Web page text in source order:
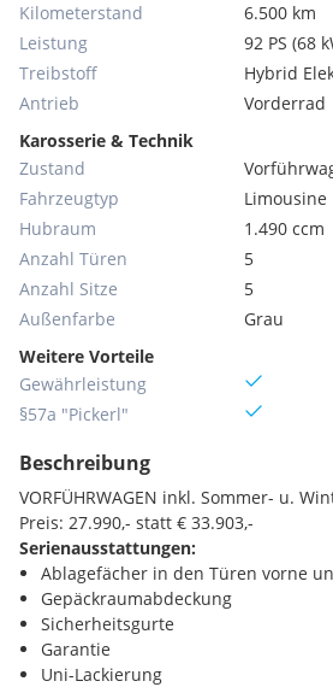
Kilometerstand
6.500 km
Leistung
92 PS (68
Treibstoff
Hybrid
Antrieb
Vorderrad
Karosserie & Technik
Zustand
Fahrzeugtyp
Limousine
Hubraum
1.490 ccm
Anzahl Türen
5
Anzahl Sitze
5
Außenfarbe
Grau
Weitere Vorteile
Gewährleistung
§57a "Pickerl"
Beschreibung
VORFÜHRWAGEN inkl. Sommer- u.
Preis: 27.990,- statt € 33.903,-
Serienausstattungen:
Ablagefächer in den Türen vorne
Gepäckraumabdeckung
Sicherheitsgurte
Garantie
Uni-Lackierung